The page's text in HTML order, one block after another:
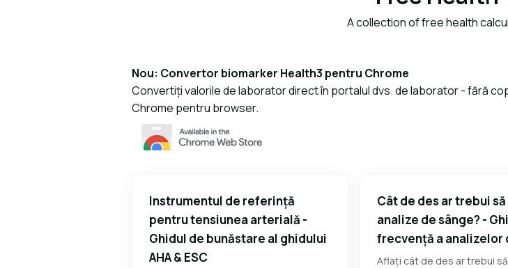
A collection of free health
Nou: Convertor biomarker Health3 pentru Chrome
Convertiți valorile de laborator direct în portalul dvs. de laborator - fără
Chrome pentru browser.
Instrumentul de referință
pentru tensiunea arterială -
Ghidul de bunăstare al ghidului
AHA & ESC
Cât de des ar trebui
analize de sânge? -
frecvență a analizelor
Aflați cât de des ar trebui